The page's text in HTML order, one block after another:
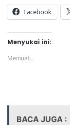
Facebook
Menyukai ini:
Memuat...
BACA JUGA :